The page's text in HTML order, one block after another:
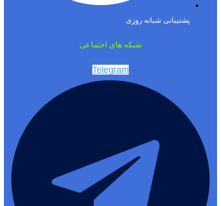
پشتیبانی شبانه روزی
شبکه های اجتماعی
Telegram